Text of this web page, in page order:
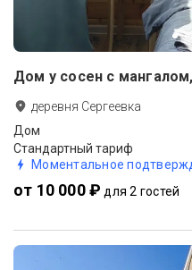
Дом у сосен с
деревня Сергеевка
Дом
Стандартный тариф
Моментальное
от 10 000 ₽ для 2 гостей